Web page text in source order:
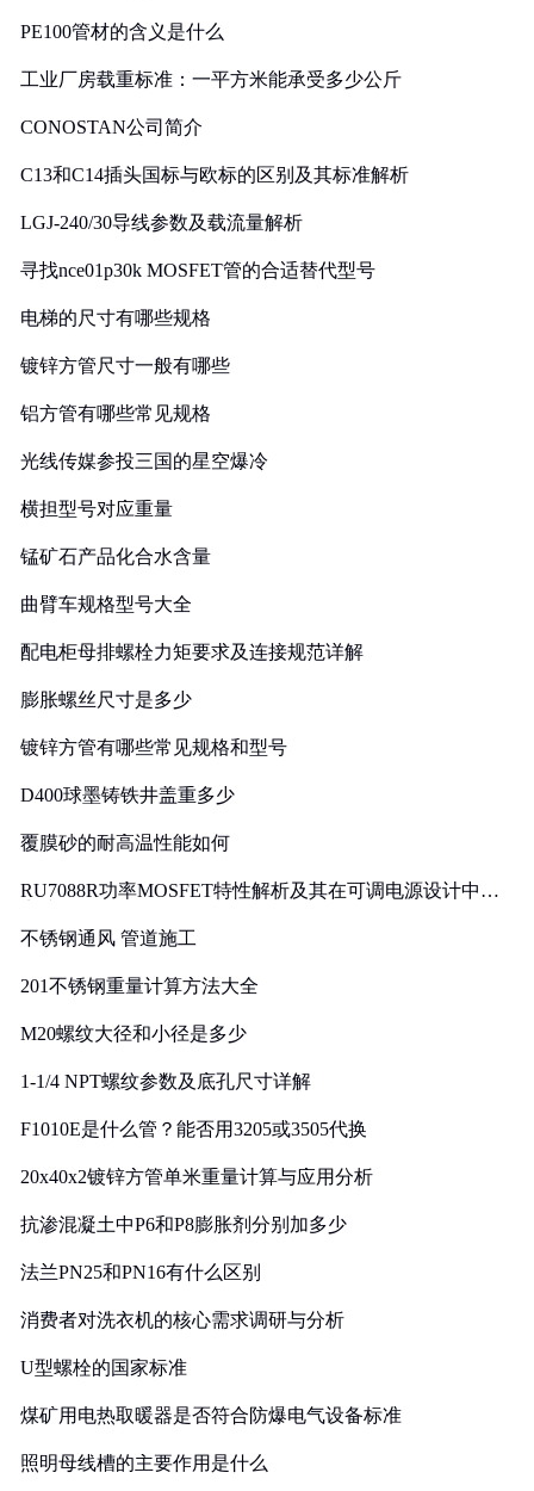
PE100管材的含义是什么
工业厂房载重标准：一平方米能承受多少公斤
CONOSTAN公司简介
C13和C14插头国标与欧标的区别及其标准解析
LGJ-240/30导线参数及载流量解析
寻找nce01p30k MOSFET管的合适替代型号
电梯的尺寸有哪些规格
镀锌方管尺寸一般有哪些
铝方管有哪些常见规格
光线传媒参投三国的星空爆冷
横担型号对应重量
锰矿石产品化合水含量
曲臂车规格型号大全
配电柜母排螺栓力矩要求及连接规范详解
膨胀螺丝尺寸是多少
镀锌方管有哪些常见规格和型号
D400球墨铸铁井盖重多少
覆膜砂的耐高温性能如何
RU7088R功率MOSFET特性解析及其在可调电源设计中的
不锈钢通风 管道施工
201不锈钢重量计算方法大全
M20螺纹大径和小径是多少
1-1/4 NPT螺纹参数及底孔尺寸详解
F1010E是什么管？能否用3205或3505代换
20x40x2镀锌方管单米重量计算与应用分析
抗渗混凝土中P6和P8膨胀剂分别加多少
法兰PN25和PN16有什么区别
消费者对洗衣机的核心需求调研与分析
U型螺栓的国家标准
煤矿用电热取暖器是否符合防爆电气设备标准
照明母线槽的主要作用是什么